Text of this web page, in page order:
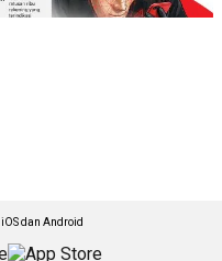
dan Android